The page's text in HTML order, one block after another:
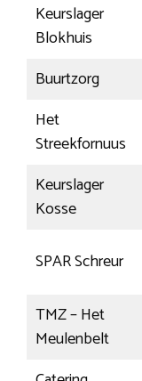
Keurslager
Blokhuis
Buurtzorg
Het
Streekfornuus
Keurslager
Kosse
SPAR Schreur
TMZ – Het
Meulenbelt